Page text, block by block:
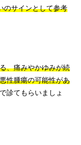
のサインとして参考
、痛みやかゆみが続
性腫瘍の可能性があ
診てもらいましょ